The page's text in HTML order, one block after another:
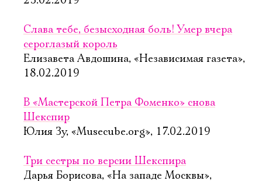
Слава тебе, безысходная боль! Умер вчера
сероглазый король
Елизавета Авдошина, «Независимая газета»,
18.02.2019
В «Мастерской Петра Фоменко» снова
Шекспир
Юлия Зу, «Musecube.org», 17.02.2019
Три сестры по версии Шекспира
Дарья Борисова, «На западе Москвы»,